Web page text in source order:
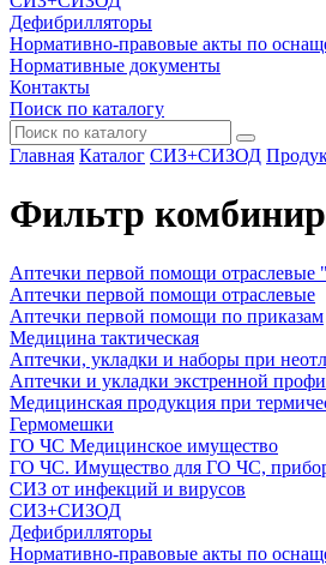
Дефибрилляторы
Нормативно-правовые акты по
Нормативные документы
Контакты
Поиск по каталогу
Главная Каталог СИЗ+СИЗОД
Фильтр
Аптечки первой помощи отраслевые
Аптечки первой помощи отраслевые
Аптечки первой помощи по приказам
Медицина тактическая
Аптечки, укладки и наборы при
Аптечки и укладки экстренной
Медицинская продукция при
Гермомешки
ГО ЧС Медицинское имущество
ГО ЧС. Имущество для ГО ЧС,
СИЗ от инфекций и вирусов
СИЗ+СИЗОД
Дефибрилляторы
Нормативно-правовые акты по